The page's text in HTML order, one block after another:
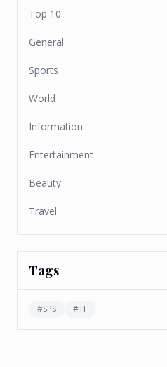
Top 10
General
Sports
World
Information
Entertainment
Beauty
Travel
Tags
#SPS #TF